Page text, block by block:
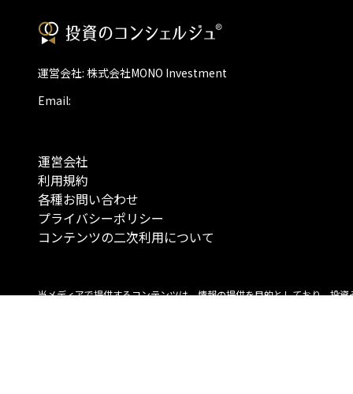
運営会社: 株式会社MONO Investment
Email:
運営会社
利用規約
各種お問い合わせ
プライバシーポリシー
コンテンツの二次利用について
当メディアで提供するコンテンツは、情報の提供を目的としており、投資